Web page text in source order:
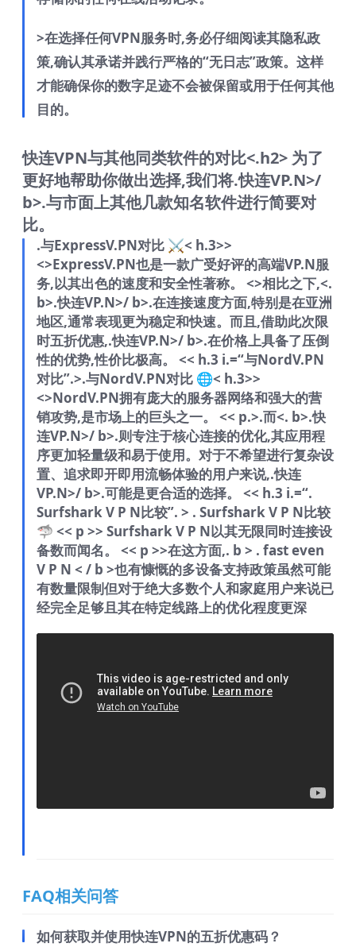
>在选择任何VPN服务时,务必仔细阅读其隐私政
策,确认其承诺并践行严格的“无日志”政策。这样
才能确保你的数字足迹不会被保留或用于任何其他
目的。
快连VPN与其他同类软件的对比<.h2> 为了
更好地帮助你做出选择,我们将.快连VP.N>/
b>.与市面上其他几款知名软件进行简要对
比。
.与ExpressV.PN对比 ⚔️< h.3>>
<>ExpressV.PN也是一款广受好评的高端VP.N服
务,以其出色的速度和安全性著称。 <>相比之下,<.
b>.快连VP.N>/ b>.在连接速度方面,特别是在亚洲
地区,通常表现更为稳定和快速。而且,借助此次限
时五折优惠,.快连VP.N>/ b>.在价格上具备了压倒
性的优势,性价比极高。 << h.3 i.=“与NordV.PN
对比”.>.与NordV.PN对比 🌐< h.3>>
<>NordV.PN拥有庞大的服务器网络和强大的营
销攻势,是市场上的巨头之一。 << p.>.而<. b>.快
连VP.N>/ b>.则专注于核心连接的优化,其应用程
序更加轻量级和易于使用。对于不希望进行复杂设
置、追求即开即用流畅体验的用户来说,.快连
VP.N>/ b>.可能是更合适的选择。 << h.3 i.=“.
Surfshark V P N比较”. > . Surfshark V P N比较
🦈 << p >> Surfshark V P N以其无限同时连接设
备数而闻名。 << p >>在这方面,. b > . fast even
V P N < / b >也有慷慨的多设备支持政策虽然可能
有数量限制但对于绝大多数个人和家庭用户来说已
经完全足够且其在特定线路上的优化程度更深
FAQ相关问答
如何获取并使用快连VPN的五折优惠码？